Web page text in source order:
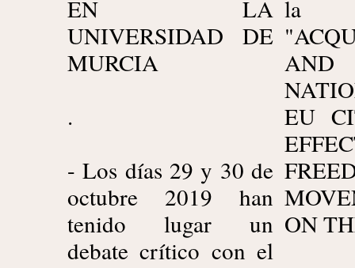
EN LA
UNIVERSIDAD DE
MURCIA
.
- Los días 29 y 30 de
octubre 2019 han
tenido lugar un
debate crítico con el
la
EU
FREEDOM OF
MOVEMENT AND
ON